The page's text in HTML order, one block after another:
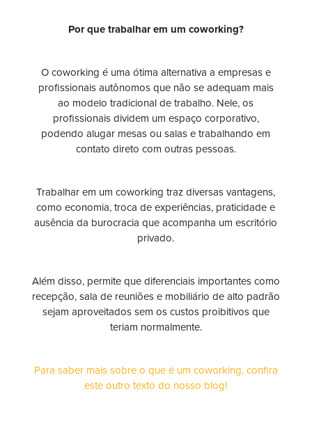
Por que trabalhar em um coworking?
O coworking é uma ótima alternativa a empresas e
profissionais autônomos que não se adequam mais
ao modelo tradicional de trabalho. Nele, os
profissionais dividem um espaço corporativo,
podendo alugar mesas ou salas e trabalhando em
contato direto com outras pessoas.
Trabalhar em um coworking traz diversas vantagens,
como economia, troca de experiências, praticidade e
ausência da burocracia que acompanha um escritório
privado.
Além disso, permite que diferenciais importantes como
recepção, sala de reuniões e mobiliário de alto padrão
sejam aproveitados sem os custos proibitivos que
teriam normalmente.
Para saber mais sobre o que é um coworking, confira
este outro texto do nosso blog!